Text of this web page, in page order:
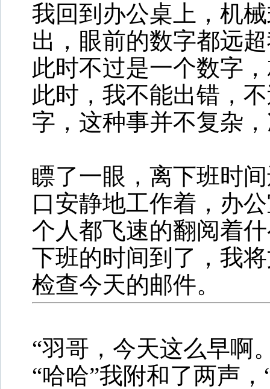
我回到办公桌上，机
出，眼前的数字都远
此时不过是一个数字
此时，我不能出错，
字，这种事并不复杂
瞟了一眼，离下班时
口安静地工作着，办
个人都飞速的翻阅着
下班的时间到了，我
检查今天的邮件。
“羽哥，今天这么早啊
“哈哈”我附和了两声